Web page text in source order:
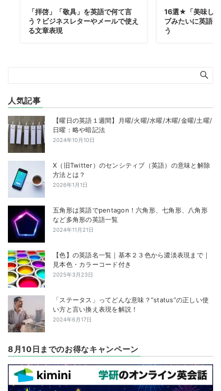
「拝啓」「敬具」を英語で何て言
う？ビジネスレターやメールで使え
る文章表現
16選★「美味し
ブみたいに英語
う
人気記事
【曜日の英語１週間】月曜/火曜/水曜/木曜/金曜/土曜/
日曜：略や暗記法
2024年10月10日
X（旧Twitter）のセンシティブ（英語）の意味と解除
方法とは？
2026年1月1日
五角形は英語でpentagon！六角形、七角形、八角形
など多角形の英語一覧
2024年11月21日
【色】の英語名一覧｜基本２３色から濃淡表現まで｜
見本色・カラーコード付き
2025年3月23日
「ステータス」ってどんな意味？”status”の正しい使
い方と言い換え表現を解説！
2024年6月17日
8月10日までのお得なキャンペーン